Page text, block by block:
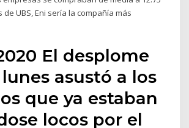
de UBS, Eni sería la compañía más
El desplome
asustó a los
que ya estaban
locos por el